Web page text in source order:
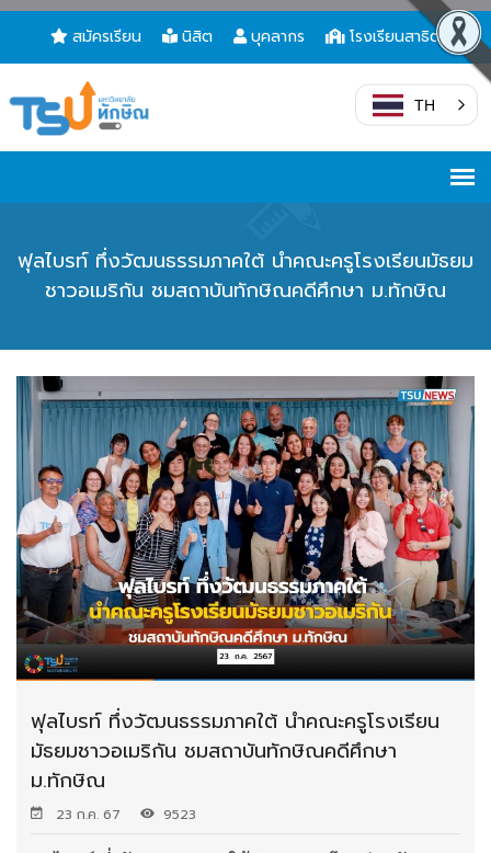
สมัครเรียน นิสิต บุคลากร โรงเรียนสาธิต
TH
ฟุลไบรท์ ทึ่งวัฒนธรรมภาคใต้ นำคณะครูโรงเรียนมัธยม
ชาวอเมริกัน ชมสถาบันทักษิณคดีศึกษา ม.ทักษิณ
ฟุลไบรท์ ทึ่งวัฒนธรรมภาคใต้ นำคณะครูโรงเรียน
มัธยมชาวอเมริกัน ชมสถาบันทักษิณคดีศึกษา
ม.ทักษิณ
23 ก.ค. 67 9523